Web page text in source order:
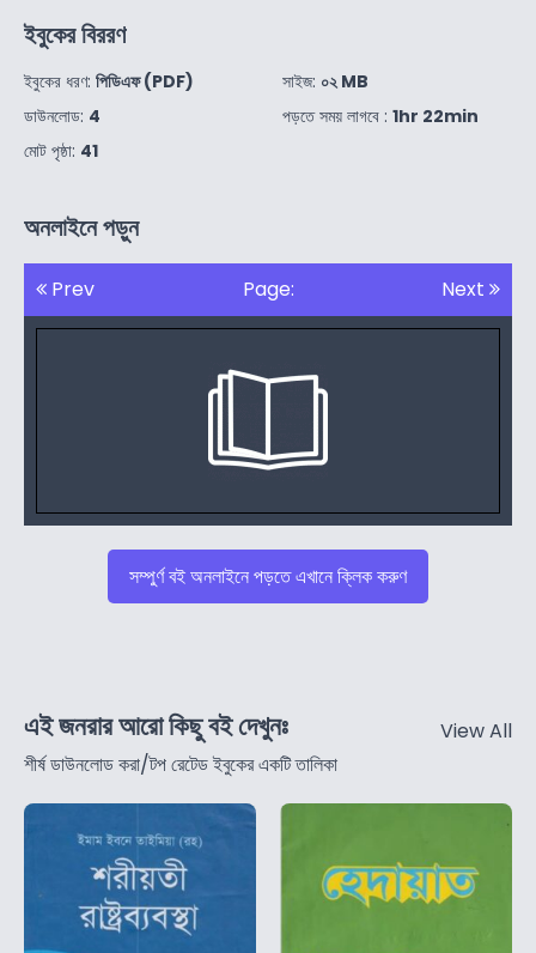
ইবুকের বিররণ
ইবুকের ধরণ: পিডিএফ (PDF)
ডাউনলোড: 4
মোট পৃষ্ঠা: 41
সাইজ: ০২ MB
পড়তে সময় লাগবে : 1hr 22min
অনলাইনে পড়ুন
Prev Page: Next
সম্পুর্ণ বই অনলাইনে পড়তে এখানে ক্লিক করুণ
এই জনরার আরো কিছু বই দেখুনঃ
শীর্ষ ডাউনলোড করা/টপ রেটেড ইবুকের একটি তালিকা
View All